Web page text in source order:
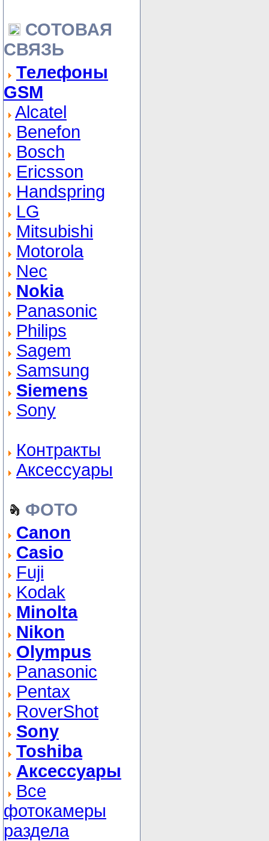
СОТОВАЯ
СВЯЗЬ
Телефоны
GSM
Alcatel
Benefon
Bosch
Ericsson
Handspring
LG
Mitsubishi
Motorola
Nec
Nokia
Panasonic
Philips
Sagem
Samsung
Siemens
Sony
Контракты
Аксессуары
ФОТО
Canon
Casio
Fuji
Kodak
Minolta
Nikon
Olympus
Panasonic
Pentax
RoverShot
Sony
Toshiba
Аксессуары
Все
фотокамеры
раздела